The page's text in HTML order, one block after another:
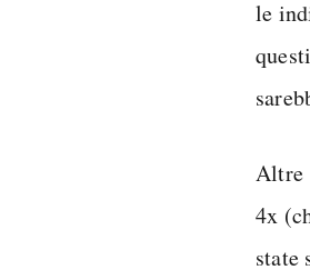
le
Altre
4x
state